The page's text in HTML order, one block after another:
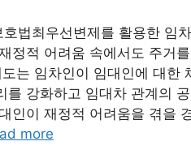
호법최우선변제를 활용한 임
정적 어려움 속에서도 주거
는 임차인이 임대인에 대한
를 강화하고 임대차 관계의
인이 재정적 어려움을 겪을
more